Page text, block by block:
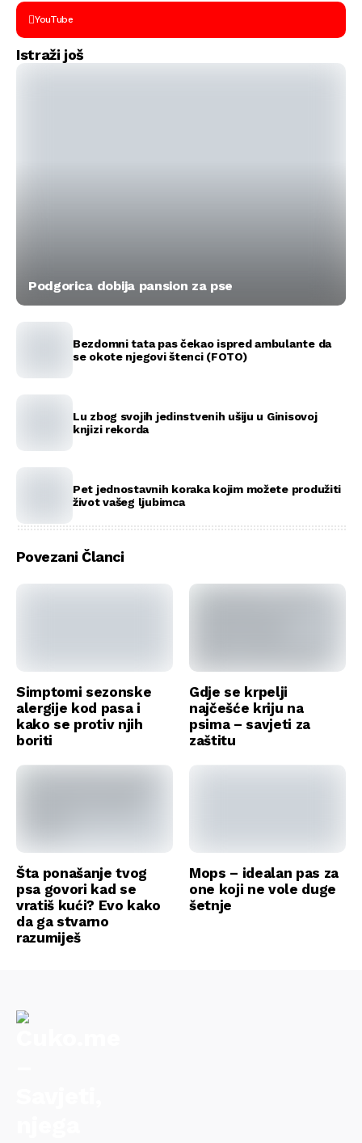
YouTube
Istraži još
Podgorica dobija pansion za pse
Bezdomni tata pas čekao ispred ambulante da
se okote njegovi štenci (FOTO)
Lu zbog svojih jedinstvenih ušiju u Ginisovoj
knjizi rekorda
Pet jednostavnih koraka kojim možete produžiti
život vašeg ljubimca
Povezani Članci
Simptomi sezonske
alergije kod pasa i
kako se protiv njih
boriti
Gdje se krpelji
najčešće kriju na
psima – savjeti za
zaštitu
Šta ponašanje tvog
psa govori kad se
vratiš kući? Evo kako
da ga stvarno
razumiješ
Mops – idealan pas za
one koji ne vole duge
šetnje